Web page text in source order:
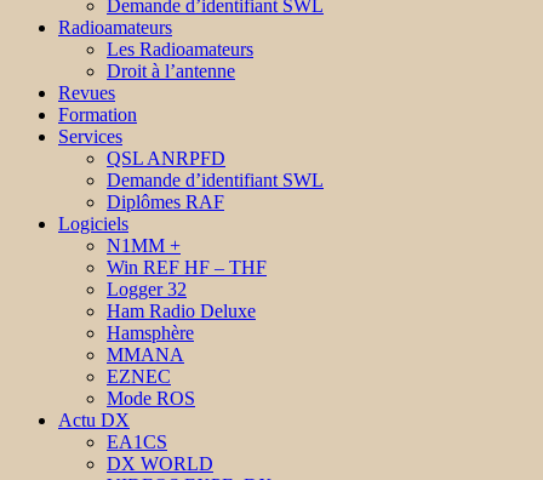
Demande d’identifiant SWL
Radioamateurs
Les Radioamateurs
Droit à l’antenne
Revues
Formation
Services
QSL ANRPFD
Demande d’identifiant SWL
Diplômes RAF
Logiciels
N1MM +
Win REF HF – THF
Logger 32
Ham Radio Deluxe
Hamsphère
MMANA
EZNEC
Mode ROS
Actu DX
EA1CS
DX WORLD